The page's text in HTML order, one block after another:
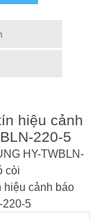
hiệu cảnh
220-5
HY-TWBLN-
còi
hiệu cảnh báo
220-5